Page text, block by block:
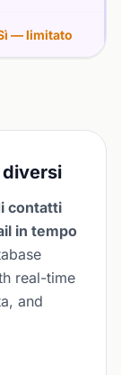
— limitato
contatti
in tempo
real-time
and